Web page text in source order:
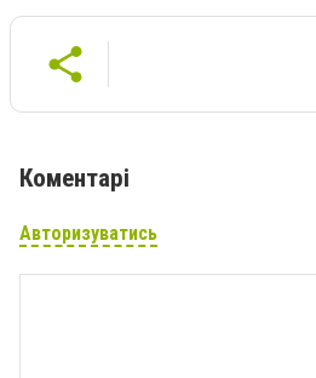
Коментарі
Авторизуватись